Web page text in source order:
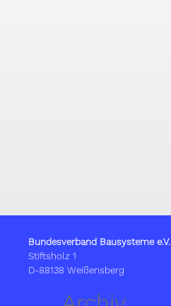
Bundesverband Bausysteme e.V.
Stiftsholz 1
D-88138 Weißensberg